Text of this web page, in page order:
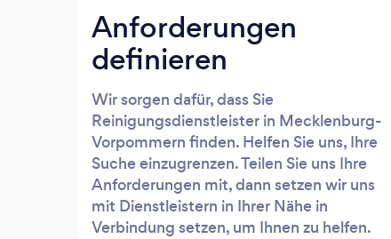
Anforderungen
definieren
Wir sorgen dafür, dass Sie
Reinigungsdienstleister in Mecklenburg-
Vorpommern finden. Helfen Sie uns, Ihre
Suche einzugrenzen. Teilen Sie uns Ihre
Anforderungen mit, dann setzen wir uns
mit Dienstleistern in Ihrer Nähe in
Verbindung setzen, um Ihnen zu helfen.